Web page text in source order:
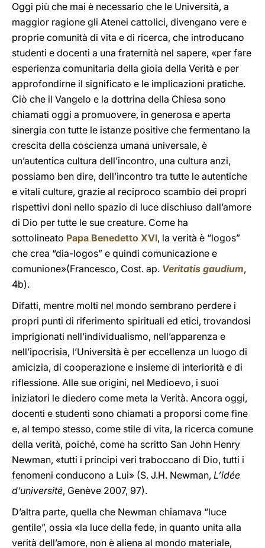
Oggi più che mai è necessario che le Università, a
maggior ragione gli Atenei cattolici, divengano vere e
proprie comunità di vita e di ricerca, che introducano
studenti e docenti a una fraternità nel sapere, «per fare
esperienza comunitaria della gioia della Verità e per
approfondirne il significato e le implicazioni pratiche.
Ciò che il Vangelo e la dottrina della Chiesa sono
chiamati oggi a promuovere, in generosa e aperta
sinergia con tutte le istanze positive che fermentano la
crescita della coscienza umana universale, è
un’autentica cultura dell’incontro, una cultura anzi,
possiamo ben dire, dell’incontro tra tutte le autentiche
e vitali culture, grazie al reciproco scambio dei propri
rispettivi doni nello spazio di luce dischiuso dall’amore
di Dio per tutte le sue creature. Come ha
sottolineato Papa Benedetto XVI, la verità è “logos”
che crea “dia-logos” e quindi comunicazione e
comunione»(Francesco, Cost. ap. Veritatis gaudium,
4b).
Difatti, mentre molti nel mondo sembrano perdere i
propri punti di riferimento spirituali ed etici, trovandosi
imprigionati nell’individualismo, nell’apparenza e
nell’ipocrisia, l’Università è per eccellenza un luogo di
amicizia, di cooperazione e insieme di interiorità e di
riflessione. Alle sue origini, nel Medioevo, i suoi
iniziatori le diedero come meta la Verità. Ancora oggi,
docenti e studenti sono chiamati a proporsi come fine
e, al tempo stesso, come stile di vita, la ricerca comune
della verità, poiché, come ha scritto San John Henry
Newman, «tutti i principi veri traboccano di Dio, tutti i
fenomeni conducono a Lui» (S. J.H. Newman, L’idée
d’université, Genève 2007, 97).
D’altra parte, quella che Newman chiamava “luce
gentile”, ossia «la luce della fede, in quanto unita alla
verità dell’amore, non è aliena al mondo materiale,